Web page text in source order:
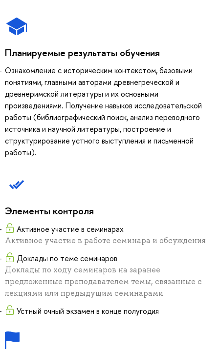
Планируемые результаты обучения
Ознакомление с историческим контекстом, базовыми
понятиями, главными авторами древнегреческой и
древнеримской литературы и их основными
произведениями. Получение навыков исследовательской
работы (библиографический поиск, анализ переводного
источника и научной литературы, построение и
структурирование устного выступления и письменной
работы).
Элементы контроля
Активное участие в семинарах
Активное участие в работе семинара и обсуждения
Доклады по теме семинаров
Доклады по ходу семинаров на заранее
предложенные преподавателем темы, связанные с
лекциями или предыдущим семинарами
Устный очный экзамен в конце полугодия